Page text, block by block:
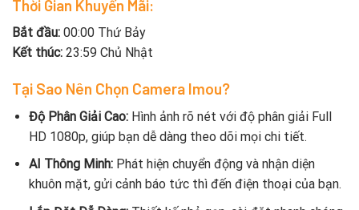
Thời Gian Khuyến Mãi:
Bắt đầu: 00:00 Thứ Bảy
Kết thúc: 23:59 Chủ Nhật
Tại Sao Nên Chọn Camera Imou?
Độ Phân Giải Cao:Hình ảnh rõ nét với độ phân giải Full
HD 1080p, giúp bạn dễ dàng theo dõi mọi chi tiết.
AI Thông Minh:Phát hiện chuyển động và nhận diện
khuôn mặt, gửi cảnh báo tức thì đến điện thoại của bạn.